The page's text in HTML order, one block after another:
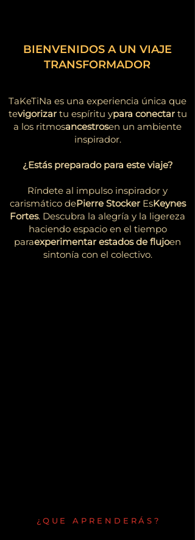
BIENVENIDOS A UN VIAJE
TRANSFORMADOR
TaKeTiNa es una experiencia única que
tevigorizartu espíritu ypara conectartu
a los ritmosancestrosen un ambiente
inspirador.
¿Estás preparado para este viaje?
Ríndete al impulso inspirador y
carismático dePierre StockerEsKeynes
Fortes. Descubra la alegría y la ligereza
haciendo espacio en el tiempo
paraexperimentar estados de flujoen
sintonía con el colectivo.
¿QUE APRENDERÁS?